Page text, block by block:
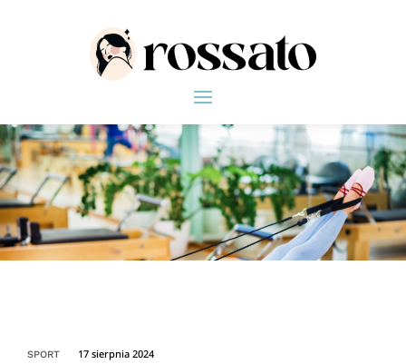
SPORT 17 sierpnia 2024